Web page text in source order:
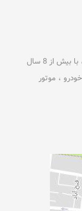
شرکت ایده آل رهیابان عصر نو با شماره ثبت 56445 ، با بیش از 8 سال
، موتور